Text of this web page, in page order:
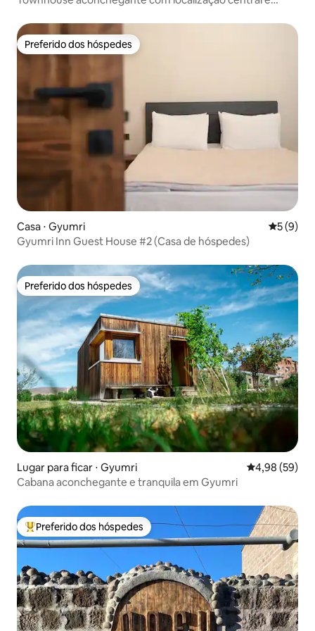
Preferido dos hóspedes
Preferido dos hóspedes
Casa ⋅ Gyumri 5 de
5 (9)
Gyumri Inn Guest House #2 (Casa de hóspedes)
Preferido dos hóspedes
Preferido dos hóspedes
Lugar para ficar ⋅ Gyumri 4,98 de uma
4,98 (59)
Cabana aconchegante e tranquila em Gyumri
Entre os melhores preferidos dos hóspedes
Preferido dos hóspedes